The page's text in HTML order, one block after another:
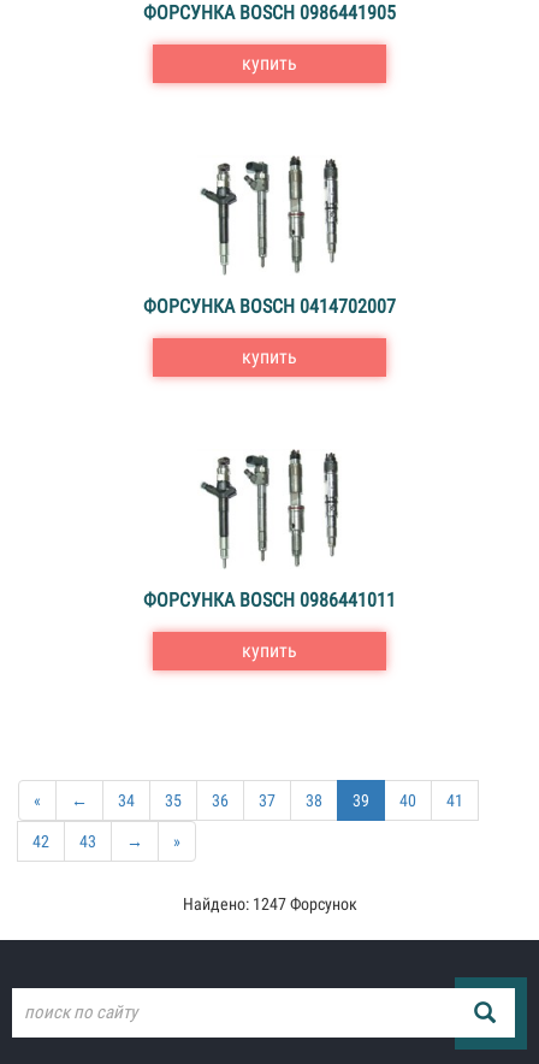
ФОРСУНКА BOSCH 0986441905
купить
ФОРСУНКА BOSCH 0414702007
купить
ФОРСУНКА BOSCH 0986441011
купить
« ← 34 35 36 37 38 39 40 41
42 43 → »
Найдено: 1247 Форсунок